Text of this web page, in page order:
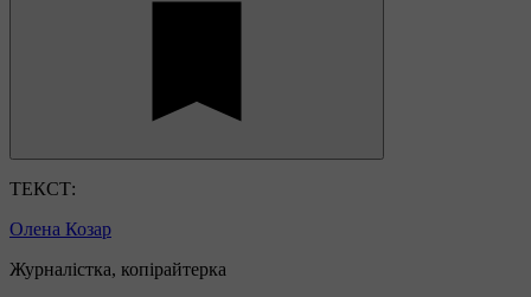
ТЕКСТ:
Олена Козар
Журналістка, копірайтерка